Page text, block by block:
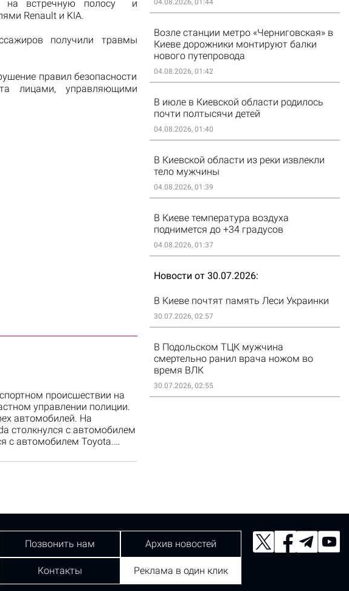
на встречную полосу и
Renault и KIA.
получили травмы
правил безопасности
лицами, управляющими
происшествии на
управлении полиции.
автомобилей. На
столкнулся с автомобилем
с автомобилем Toyota.…
04.08.2026, 01:44
Возле станции метро «Черниговская» в
Киеве дорожники монтируют балки
нового путепровода
04.08.2026, 01:42
В июле в Киевской области родилось
почти полтысячи детей
04.08.2026, 01:40
В Киевской области из реки извлекли
тело мужчины
04.08.2026, 01:39
В Киеве температура воздуха
поднимется до +34 градусов
04.08.2026, 01:37
Новости от 30.07.2026
В Киеве почтят память Леси Украинки
30.07.2026, 02:57
В Подольском ТЦК мужчина
смертельно ранил врача ножом во
время ВЛК
30.07.2026, 02:55
Позвонить нам Архив новостей
Контакты Реклама в один клик